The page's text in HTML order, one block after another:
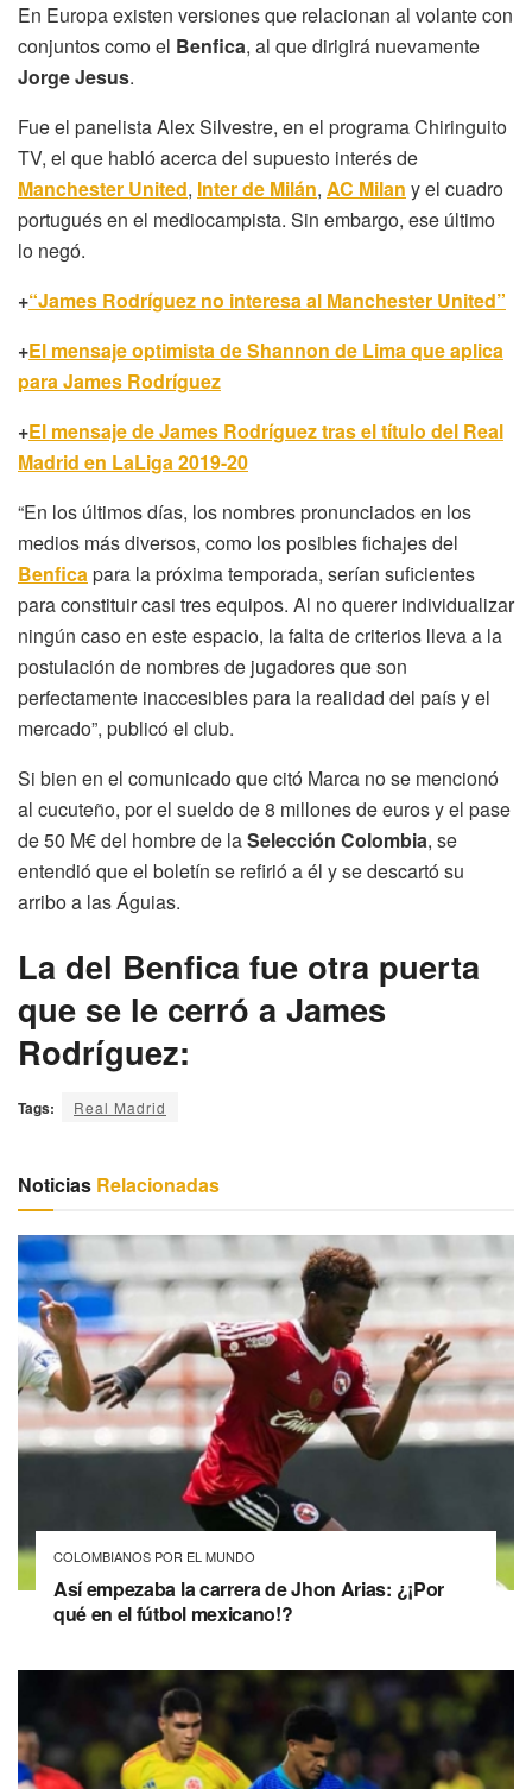
En Europa existen versiones que relacionan al volante con
conjuntos como el Benfica, al que dirigirá nuevamente
Jorge Jesus.
Fue el panelista Alex Silvestre, en el programa Chiringuito
TV, el que habló acerca del supuesto interés de
Manchester United, Inter de Milán, AC Milan y el cuadro
portugués en el mediocampista. Sin embargo, ese último
lo negó.
+“James Rodríguez no interesa al Manchester United”
+El mensaje optimista de Shannon de Lima que aplica
para James Rodríguez
+El mensaje de James Rodríguez tras el título del Real
Madrid en LaLiga 2019-20
“En los últimos días, los nombres pronunciados en los
medios más diversos, como los posibles fichajes del
Benficapara la próxima temporada, serían suficientes
para constituir casi tres equipos. Al no querer individualizar
ningún caso en este espacio, la falta de criterios lleva a la
postulación de nombres de jugadores que son
perfectamente inaccesibles para la realidad del país y el
mercado”, publicó el club.
Si bien en el comunicado que citó Marca no se mencionó
al cucuteño, por el sueldo de 8 millones de euros y el pase
de 50 M€ del hombre de laSelección Colombia, se
entendió que el boletín se refirió a él y se descartó su
arribo a las Águias.
La del Benfica fue otra puerta
que se le cerró a James
Rodríguez:
Tags: Real Madrid
Noticias Relacionadas
COLOMBIANOS POR EL MUNDO
Así empezaba la carrera de Jhon Arias: ¿¡Por
qué en el fútbol mexicano!?